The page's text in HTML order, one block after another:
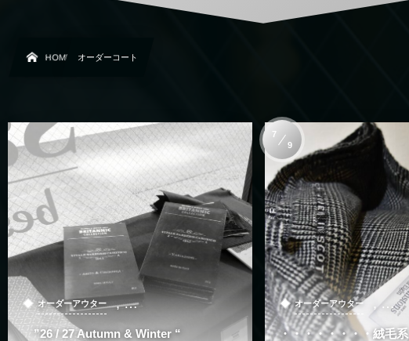
HOME オーダーコート
オーダーアウター , …
”26 / 27 Autumn & Winter “
オーダーアウター , …
・・・・・・・・絨毛系
7
9